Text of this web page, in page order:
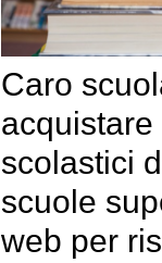
Caro
acquistare
scolastici
scuole
web per